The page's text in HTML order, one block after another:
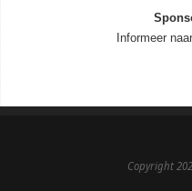
Informeer
Copyright